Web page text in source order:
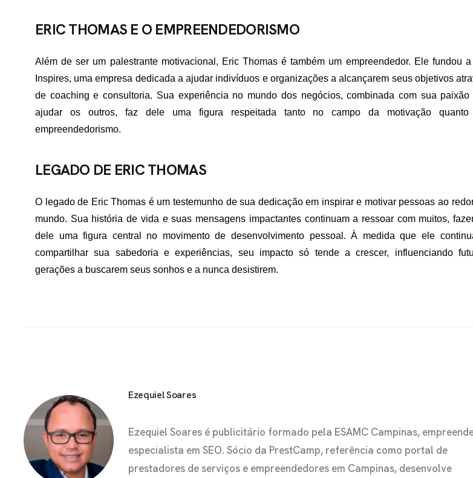
ERIC THOMAS E O EMPREENDEDORISMO
Além de ser um palestrante motivacional, Eric Thomas é também um empreendedor. Ele fundou
Inspires, uma empresa dedicada a ajudar indivíduos e organizações a alcançarem seus objetivos
de coaching e consultoria. Sua experiência no mundo dos negócios, combinada com sua paixão
ajudar os outros, faz dele uma figura respeitada tanto no campo da motivação
empreendedorismo.
LEGADO DE ERIC THOMAS
O legado de Eric Thomas é um testemunho de sua dedicação em inspirar e motivar pessoas ao
mundo. Sua história de vida e suas mensagens impactantes continuam a ressoar com muitos,
dele uma figura central no movimento de desenvolvimento pessoal. À medida que ele
compartilhar sua sabedoria e experiências, seu impacto só tende a crescer, influenciando
gerações a buscarem seus sonhos e a nunca desistirem.
Ezequiel Soares
Ezequiel Soares é publicitário formado pela ESAMC Campinas,
especialista em SEO. Sócio da PrestCamp, referência como portal de
prestadores de serviços e empreendedores em Campinas, desenvolve